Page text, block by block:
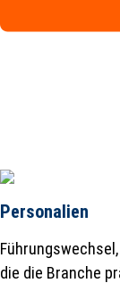
Personalien
die die Branche